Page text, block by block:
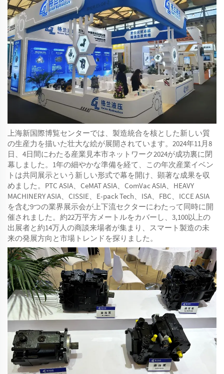
上海新国際博覧センターでは、製造統合を核とした新しい質
の生産力を描いた壮大な絵が展開されています。2024年11月8
日、4日間にわたる産業見本市ネットワーク2024が成功裏に閉
幕しました。1年の細やかな準備を経て、この年次産業イベン
トは共同展示という新しい形式で幕を開け、顕著な成果を収
めました。PTC ASIA、CeMAT ASIA、ComVac ASIA、HEAVY
MACHINERY ASIA、CISSIE、E-pack Tech、ISA、FBC、ICCE ASIA
を含む9つの業界展示会が上下流セクターにわたって同時に開
催されました。約22万平方メートルをカバーし、3,100以上の
出展者と約14万人の商談来場者が集まり、スマート製造の未
来の発展方向と市場トレンドを探りました。